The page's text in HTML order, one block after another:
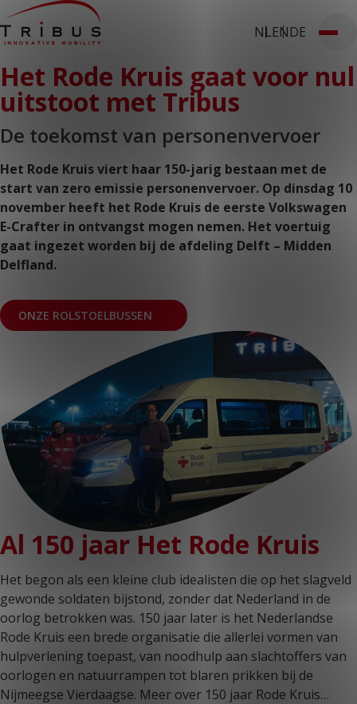
NLENDE
Stages Webshop Klantportaal T: 030 669 50 20
Home
Onze oplossingen
Rolstoelbussen
Lagevloersbussen
Vloersystemen
Voor wie
Openbaar vervoer
Taxibedrijven
Zorginstellingen
Luchthavens
Ombouwers
Over ons
Nieuws
Contact
KLANTPORTAAL
Het Rode Kruis gaat voor nul
uitstoot met Tribus
De toekomst van personenvervoer
Het Rode Kruis viert haar 150-jarig bestaan met de
start van zero emissie personenvervoer. Op dinsdag 10
november heeft het Rode Kruis de eerste Volkswagen
E-Crafter in ontvangst mogen nemen. Het voertuig
gaat ingezet worden bij de afdeling Delft – Midden
Delfland.
ONZE ROLSTOELBUSSEN
Al 150 jaar Het Rode Kruis
Het begon als een kleine club idealisten die op het slagveld
gewonde soldaten bijstond, zonder dat Nederland in de
oorlog betrokken was. 150 jaar later is het Nederlandse
Rode Kruis een brede organisatie die allerlei vormen van
hulpverlening toepast, van noodhulp aan slachtoffers van
oorlogen en natuurrampen tot blaren prikken bij de
Nijmeegse Vierdaagse. Meer over 150 jaar Rode Kruis…